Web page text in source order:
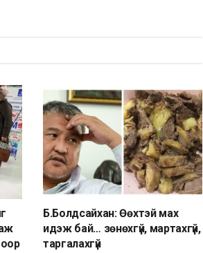
Б.Болдсайхан: Өөхтэй мах
идэж бай… зөнөхгүй, мартахгүй,
таргалахгүй